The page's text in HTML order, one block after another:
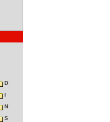
D
I
N
S